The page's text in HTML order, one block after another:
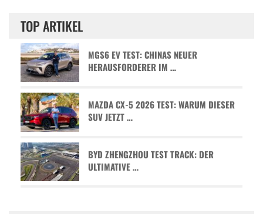
TOP ARTIKEL
MGS6 EV TEST: CHINAS NEUER
HERAUSFORDERER IM …
MAZDA CX-5 2026 TEST: WARUM DIESER
SUV JETZT …
BYD ZHENGZHOU TEST TRACK: DER
ULTIMATIVE …